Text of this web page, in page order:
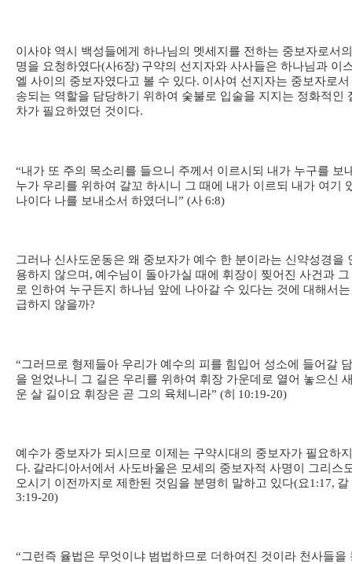
이사야 역시 백성들에게 하나님의 멧세지를 전하는 중보자로서
명을 요청하였다(사6장) 구약의 선지자와 사사들은 하나님과 이
엘 사이의 중보자였다고 볼 수 있다. 이사여 선지자는 중보자로서
송되는 역할을 담당하기 위하여 숯불로 입술을 지지는 정화적인
차가 필요하였던 것이다.
“내가 또 주의 목소리를 들으니 주께서 이르시되 내가 누구를 보
누가 우리를 위하여 갈꼬 하시니 그 때에 내가 이르되 내가 여기
나이다 나를 보내소서 하였더니 ” (사6:8)
그러나 신사도운동은 왜 중보자가 예수 한 분이라는 신약성경을
용하지 않으며 , 예수님이 돌아가실 때에 휘장이 찢어진 사건과 그
로 인하여 누구든지 하나님 앞에 나아갈 수 있다는 것에 대해서
급하지 않을까?
“그러므로 형제들아 우리가 예수의 피를 힘입어 성소에 들어갈
을 얻었나니 그 길은 우리를 위하여 휘장 가운데로 열어 놓으신
운 살 길이요 휘장은 곧 그의 육체니라” (히 10:19-20)
예수가 중보자가 되시므로 이제는 구약시대의 중보자가 필요하
다. 갈라디아서에서 사도바울은 모세의 중보자적 사명이 그리스
오시기 이전까지로 제한된 것임을 분명히 말하고 있다(요1:17, 갈
3:19-20)
“그런즉 율법은 무엇이냐 범법하므로 더하여진 것이라 천사들을